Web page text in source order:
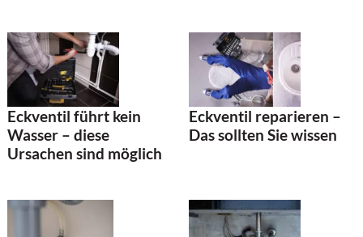
Eckventil führt kein
Wasser – diese
Ursachen sind möglich
Eckventil reparieren –
Das sollten Sie wissen